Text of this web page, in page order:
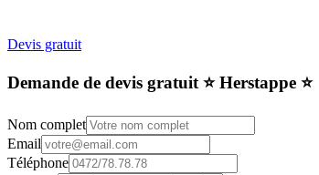
Devis gratuit
Demande de devis gratuit ⭐️ Herstappe ⭐️
Nom complet
Email
Téléphone